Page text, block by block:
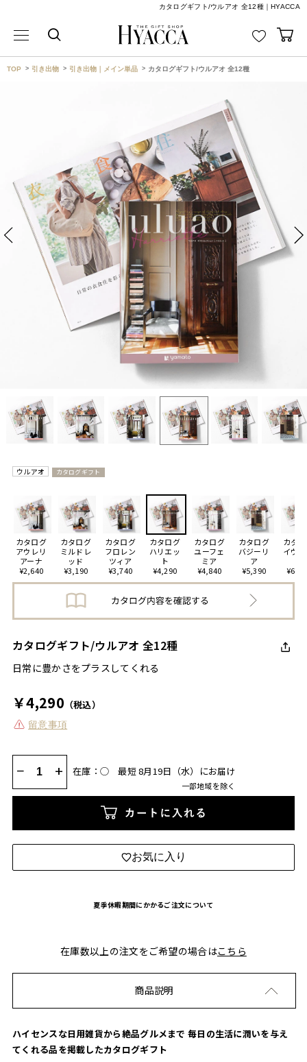
カタログギフト/ウルアオ 全12種｜HYACCA
TOP 引き出物 引き出物｜メイン単品 カタログギフト/ウルアオ 全12種
ウルアオ カタログギフト
カタログ
アウレリ
アーナ
¥2,640
カタログ
ミルドレ
ッド
¥3,190
カタログ
フロレン
ツィア
¥3,740
カタログ
ハリエッ
ト
¥4,290
カタログ
ユーフェ
ミア
¥4,840
カタログ
バジーリ
ア
¥5,390
カタ
イヴ
カタログギフト/ウルアオ 全12種
日常に豊かさをプラスしてくれる
￥4,290 （税込）
留意事項
− + 在庫：◯ 最短 8月19日（水）にお届け
一部地域を除く
カートに入れる
お気に入り
夏季休暇期間にかかるご注文について
在庫数以上の注文をご希望の場合はこちら
商品説明
ハイセンスな日用雑貨から絶品グルメまで 毎日の生活に潤いを与え
てくれる品を掲載したカタログギフト